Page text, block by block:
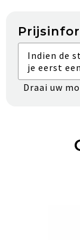
Indien de
je eerst
Draai uw